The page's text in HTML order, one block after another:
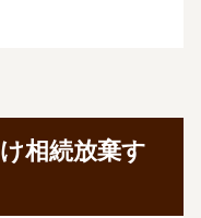
相続放棄す